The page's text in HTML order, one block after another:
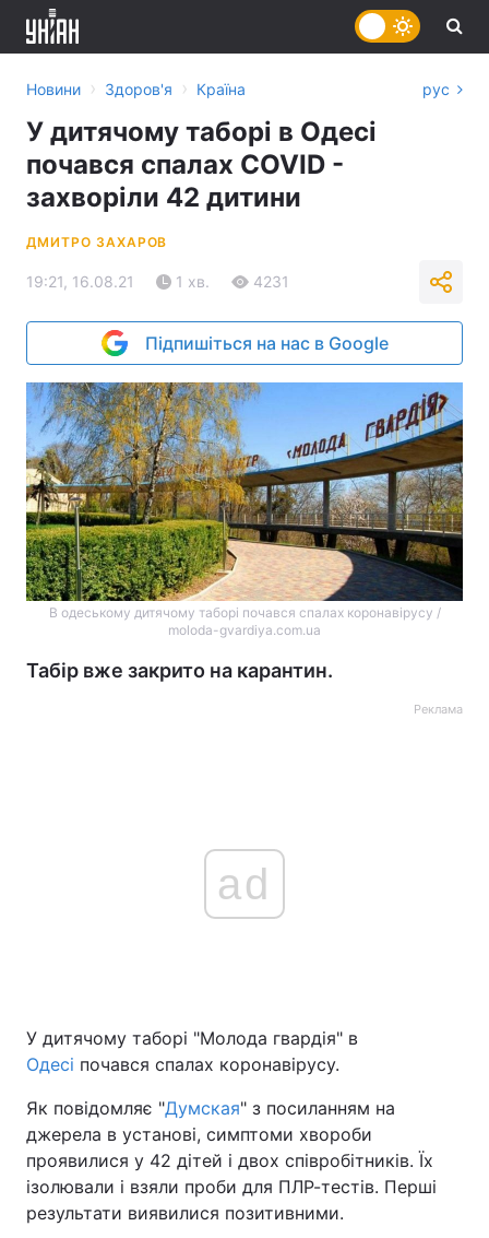
Головна Війна
Україна Політика
Економіка Світ
Спорт Наука
Новини › Здоров'я › Країна рус
У дитячому таборі в Одесі
почався спалах COVID -
захворіли 42 дитини
ДМИТРО ЗАХАРОВ
19:21, 16.08.21 1 хв. 4231
Підпишіться на нас в Google
В одеському дитячому таборі почався спалах коронавірусу /
moloda-gvardiya.com.ua
Табір вже закрито на карантин.
Реклама
ad
У дитячому таборі "Молода гвардія" в
Одесі почався спалах коронавірусу.
Як повідомляє "Думская" з посиланням на
джерела в установі, симптоми хвороби
проявилися у 42 дітей і двох співробітників. Їх
ізолювали і взяли проби для ПЛР-тестів. Перші
результати виявилися позитивними.